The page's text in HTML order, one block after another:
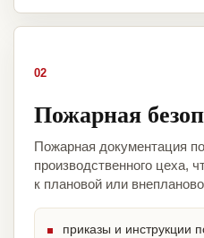
02
Пожарная
Пожарная документация
производственного цеха,
к плановой или
приказы и инструкции